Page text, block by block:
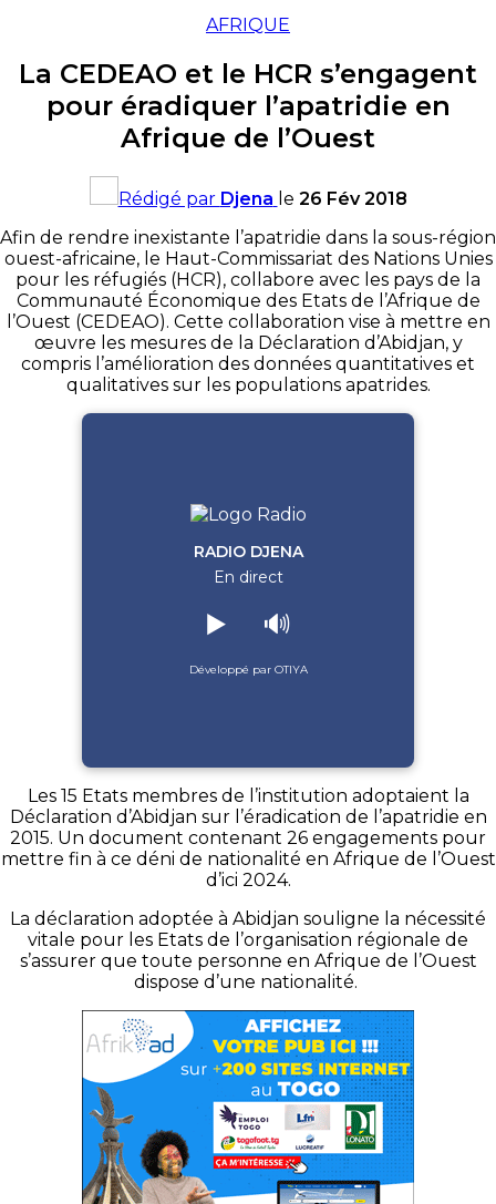
AFRIQUE
La CEDEAO et le HCR s’engagent
pour éradiquer l’apatridie en
Afrique de l’Ouest
Rédigé par Djena le 26 Fév 2018
Afin de rendre inexistante l’apatridie dans la sous-région
ouest-africaine, le Haut-Commissariat des Nations Unies
pour les réfugiés (HCR), collabore avec les pays de la
Communauté Économique des Etats de l’Afrique de
l’Ouest (CEDEAO). Cette collaboration vise à mettre en
œuvre les mesures de la Déclaration d’Abidjan, y
compris l’amélioration des données quantitatives et
qualitatives sur les populations apatrides.
RADIO DJENA
En direct
▶️ 🔊
Développé par OTIYA
Les 15 Etats membresde l’institution adoptaient la
Déclaration d’Abidjan sur l’éradication de l’apatridie en
2015. Un document contenant 26 engagements pour
mettre fin à ce déni de nationalité en Afrique de l’Ouest
d’ici 2024.
La déclaration adoptée à Abidjan souligne la nécessité
vitale pour les Etats de l’organisation régionale de
s’assurer que toute personne en Afrique de l’Ouest
dispose d’une nationalité.